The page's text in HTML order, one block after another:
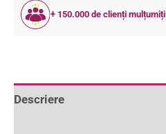
+ 150.000 de clienți mulțumiți
Descriere